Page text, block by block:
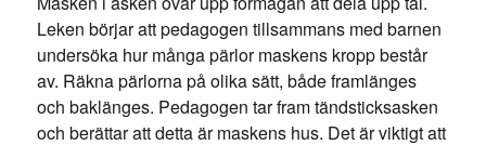
Leken börjar att pedagogen tillsammans med barnen
undersöka hur många pärlor maskens kropp består
av. Räkna pärlorna på olika sätt, både framlänges
och baklänges. Pedagogen tar fram tändsticksasken
och berättar att detta är maskens hus. Det är viktigt att